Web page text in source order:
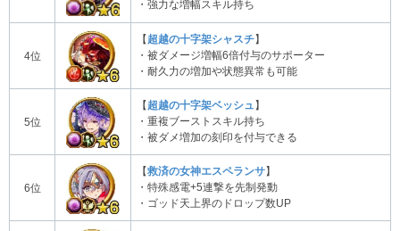
・強力な増幅スキル持ち
4位
【超越の十字架シャスチ】
・被ダメージ増幅6倍付与のサポーター
・耐久力の増加や状態異常も可能
5位
【超越の十字架ベッシュ 】
・重複ブーストスキル持ち
・被ダメ増加の刻印を付与できる
6位
【救済の女神エスペランサ】
・特殊感電+5連撃を先制発動
・ゴッド天上界のドロップ数UP